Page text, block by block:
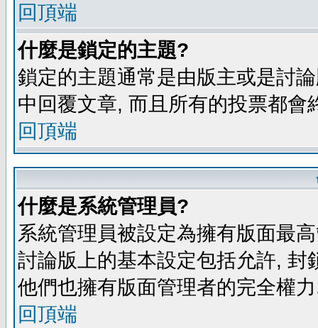
回頂端
什麼是鎖定的主題?
鎖定的主題通常是由版主或是討
中回覆文章, 而且所有的投票都
回頂端
什麼是系統管理員?
系統管理員被設定為擁有版面最
討論版上的基本設定包括允許,
他們也擁有版面管理者的完全權
回頂端